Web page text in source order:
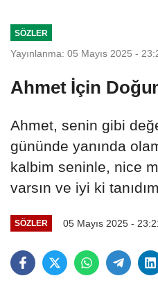
SÖZLER
Yayınlanma: 05 Mayıs 2025 -
Ahmet İçin
Ahmet, senin gibi
gününde yanında
kalbim seninle, nice
varsın ve iyi ki
SÖZLER 05 Mayıs 2025 -